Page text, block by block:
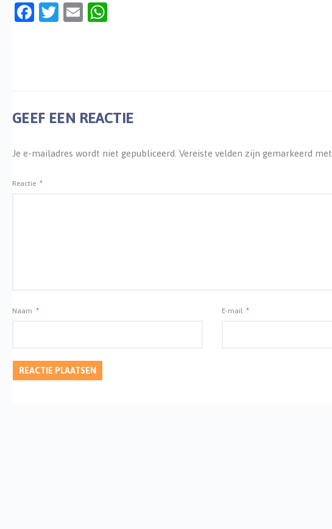
Facebook
Twitter
Email
GEEF EEN REACTIE
Je e-mailadres wordt niet gepubliceerd. Vereiste velden zijn gemarkeerd met
Reactie *
Naam * E-mail *